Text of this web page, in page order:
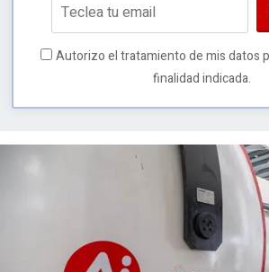
Autorizo el tratamiento de mis datos
finalidad indicada.